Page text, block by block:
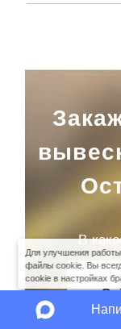
В
Для улучшения
файлы cookie. Вы
cookie в настройках